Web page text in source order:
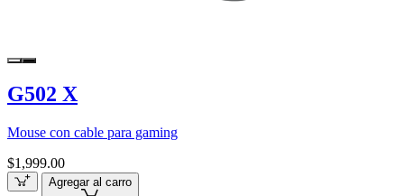
G502 X
Mouse con cable para gaming
$1,999.00
Agregar al carro